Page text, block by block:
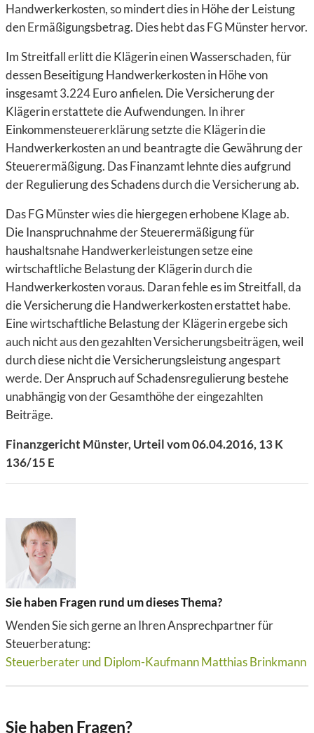
Handwerkerkosten, so mindert dies in Höhe der Leistung
den Ermäßigungsbetrag. Dies hebt das FG Münster hervor.
Im Streitfall erlitt die Klägerin einen Wasserschaden, für
dessen Beseitigung Handwerkerkosten in Höhe von
insgesamt 3.224 Euro anfielen. Die Versicherung der
Klägerin erstattete die Aufwendungen. In ihrer
Einkommensteuererklärung setzte die Klägerin die
Handwerkerkosten an und beantragte die Gewährung der
Steuerermäßigung. Das Finanzamt lehnte dies aufgrund
der Regulierung des Schadens durch die Versicherung ab.
Das FG Münster wies die hiergegen erhobene Klage ab.
Die Inanspruchnahme der Steuerermäßigung für
haushaltsnahe Handwerkerleistungen setze eine
wirtschaftliche Belastung der Klägerin durch die
Handwerkerkosten voraus. Daran fehle es im Streitfall, da
die Versicherung die Handwerkerkosten erstattet habe.
Eine wirtschaftliche Belastung der Klägerin ergebe sich
auch nicht aus den gezahlten Versicherungsbeiträgen, weil
durch diese nicht die Versicherungsleistung angespart
werde. Der Anspruch auf Schadensregulierung bestehe
unabhängig von der Gesamthöhe der eingezahlten
Beiträge.
Finanzgericht Münster, Urteil vom 06.04.2016, 13 K
136/15 E
Sie haben Fragen rund um dieses Thema?
Wenden Sie sich gerne an Ihren Ansprechpartner für
Steuerberatung:
Steuerberater und Diplom-Kaufmann Matthias Brinkmann
Sie haben Fragen?